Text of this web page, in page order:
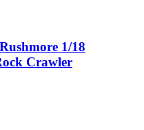
1/18
Crawler